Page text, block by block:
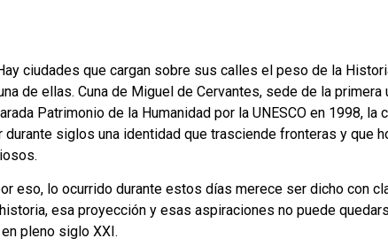
ciudades que cargan sobre sus calles el peso de la
de ellas. Cuna de Miguel de Cervantes, sede de la
Patrimonio de la Humanidad por la UNESCO en 1998, la
durante siglos una identidad que trasciende fronteras y que
eso, lo ocurrido durante estos días merece ser dicho con
esa proyección y esas aspiraciones no puede
pleno siglo XXI.